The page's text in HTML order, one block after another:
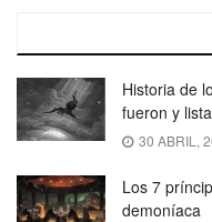
Historia de
fueron y
30 ABRIL,
Los 7
demoníaca